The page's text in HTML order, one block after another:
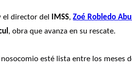
el director del IMSS, Zoé Robledo
, obra que avanza en su rescate.
esté lista entre los meses